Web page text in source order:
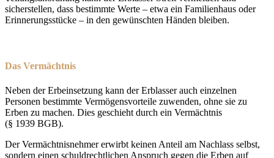
sicherstellen, dass bestimmte Werte – etwa ein Familienhaus oder
Erinnerungsstücke – in den gewünschten Händen bleiben.
Das Vermächtnis
Neben der Erbeinsetzung kann der Erblasser auch einzelnen
Personen bestimmte Vermögensvorteile zuwenden, ohne sie zu
Erben zu machen. Dies geschieht durch ein Vermächtnis
(§ 1939 BGB).
Der Vermächtnisnehmer erwirbt keinen Anteil am Nachlass selbst,
sondern einen schuldrechtlichen Anspruch gegen die Erben auf